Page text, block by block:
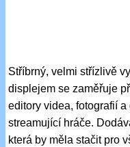
Stříbrný, velmi střízlivě
displejem se zaměřuje
editory videa, fotografií
streamující hráče.
která by měla stačit pro